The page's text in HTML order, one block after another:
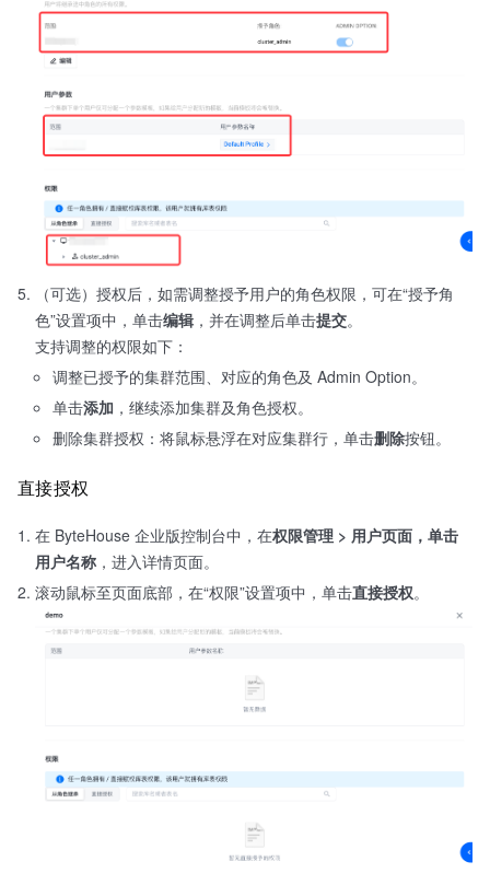
（可选）授权后，如需调整授予用户的角色权限，可在“授予角
色”设置项中，单击编辑 ，并在调整后单击提交。
支持调整的权限如下：
调整已授予的集群范围、对应的角色及 Admin Option。
单击添加 ，继续添加集群及角色授权。
删除集群授权：将鼠标悬浮在对应集群行，单击删除按钮。
直接授权
在 ByteHouse 企业版控制台中，在权限管理 > 用户页面，单击
用户名称 ，进入详情页面。
滚动鼠标至页面底部，在“权限”设置项中，单击直接授权。